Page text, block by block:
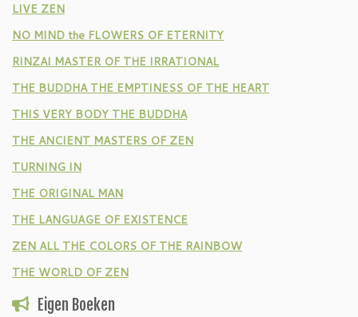
LIVE ZEN
NO MIND the FLOWERS OF ETERNITY
RINZAI MASTER OF THE IRRATIONAL
THE BUDDHA THE EMPTINESS OF THE HEART
THIS VERY BODY THE BUDDHA
THE ANCIENT MASTERS OF ZEN
TURNING IN
THE ORIGINAL MAN
THE LANGUAGE OF EXISTENCE
ZEN ALL THE COLORS OF THE RAINBOW
THE WORLD OF ZEN
Eigen Boeken